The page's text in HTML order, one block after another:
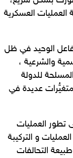
العسكرية
الوحيد في ظل
والشرعية ،
للدولة
عديدة في
تطور العمليات
و التركيبة
التحالفات